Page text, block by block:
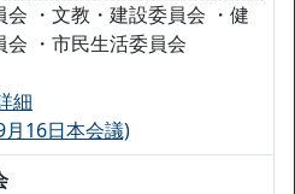
会 ・文教・建設委員会 ・健
会 ・市民生活委員会
細
月16日本会議)